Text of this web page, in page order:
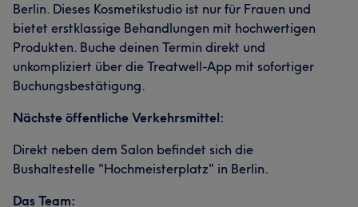
Berlin. Dieses Kosmetikstudio ist nur für Frauen und
bietet erstklassige Behandlungen mit hochwertigen
Produkten. Buche deinen Termin direkt und
unkompliziert über die Treatwell-App mit sofortiger
Buchungsbestätigung.
Nächste öffentliche Verkehrsmittel:
Direkt neben dem Salon befindet sich die
Bushaltestelle "Hochmeisterplatz" in Berlin.
Das Team: